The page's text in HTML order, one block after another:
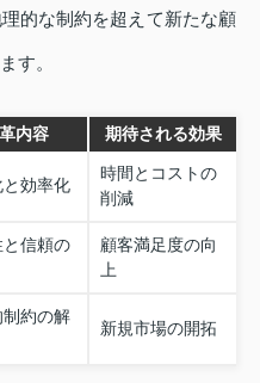
的な制約を超えて新たな顧
す。
内容 期待される効果
と効率化
時間とコストの
削減
信頼の
顧客満足度の向
上
約の解
新規市場の開拓